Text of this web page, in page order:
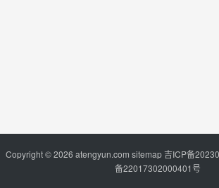
Copyright © 2026 atengyun.com sitemap吉ICP备
备22017302000401号